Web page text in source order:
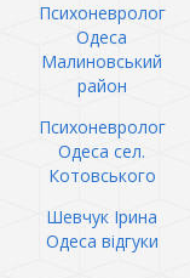
Психоневролог
Одеса
Малиновський
район
Психоневролог
Одеса сел.
Котовського
Шевчук Ірина
Одеса відгуки